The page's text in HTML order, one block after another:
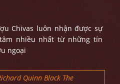
Chivas luôn nhận được sự
nhiều nhất từ những tín
ngoại
Quinn Black The